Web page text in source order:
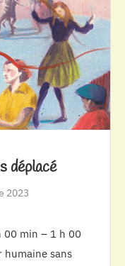
déplacé
2023
min – 1 h 00
humaine sans